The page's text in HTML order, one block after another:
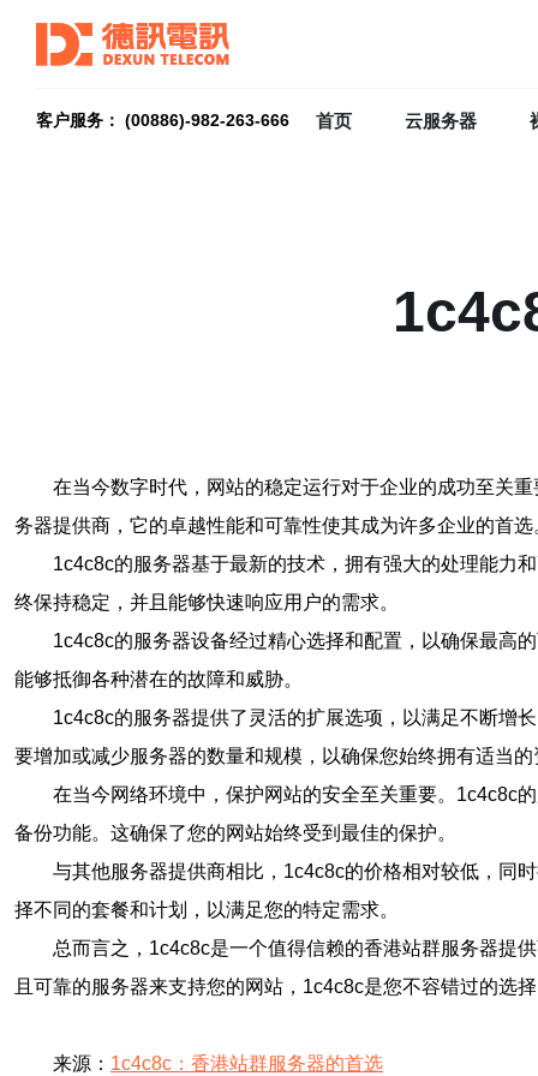
客户服务： (00886)-982-263-666 首页 云服务器
在当今数字时代，网站的稳定运行对于企业的成功至关
务器提供商，它的卓越性能和可靠性使其成为许多企业的首选
1c4c8c的服务器基于最新的技术，拥有强大的处理能力
终保持稳定，并且能够快速响应用户的需求。
1c4c8c的服务器设备经过精心选择和配置，以确保最高
能够抵御各种潜在的故障和威胁。
1c4c8c的服务器提供了灵活的扩展选项，以满足不断增
要增加或减少服务器的数量和规模，以确保您始终拥有适当的
在当今网络环境中，保护网站的安全至关重要。1c4c8c
备份功能。这确保了您的网站始终受到最佳的保护。
与其他服务器提供商相比，1c4c8c的价格相对较低，同
择不同的套餐和计划，以满足您的特定需求。
总而言之，1c4c8c是一个值得信赖的香港站群服务器提
且可靠的服务器来支持您的网站，1c4c8c是您不容错过的选
来源： 1c4c8c：香港站群服务器的首选